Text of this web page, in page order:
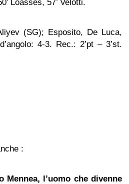
Loasses, 57’ Velotti.
(SG); Esposito, De Luca,
4-3. Rec.: 2’pt – 3’st.
:
Mennea, l’uomo che divenne